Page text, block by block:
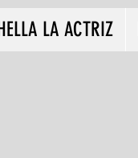
LA ACTRIZ